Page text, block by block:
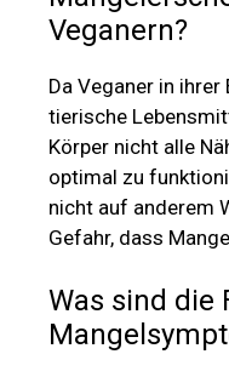
Veganern?
Da Veganer in
tierische
Körper nicht alle
optimal zu
nicht auf anderem
Gefahr, dass
Was sind die